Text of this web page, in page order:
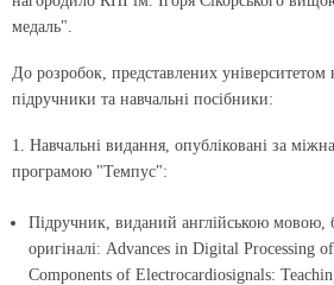
медаль".
До розробок, представлених університетом
підручники та навчальні посібники:
1. Навчальні видання, опубліковані за
програмою "Темпус":
Підручник, виданий англійською мовою,
оригіналі: Advances in Digital Processing
Components of Electrocardiosignals: